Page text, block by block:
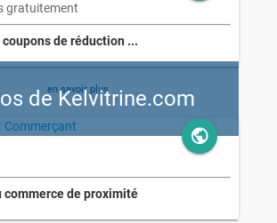
gratuitement
de réduction ...
en savoir plus
de Kelvitrine.com
public
commerce de proximité